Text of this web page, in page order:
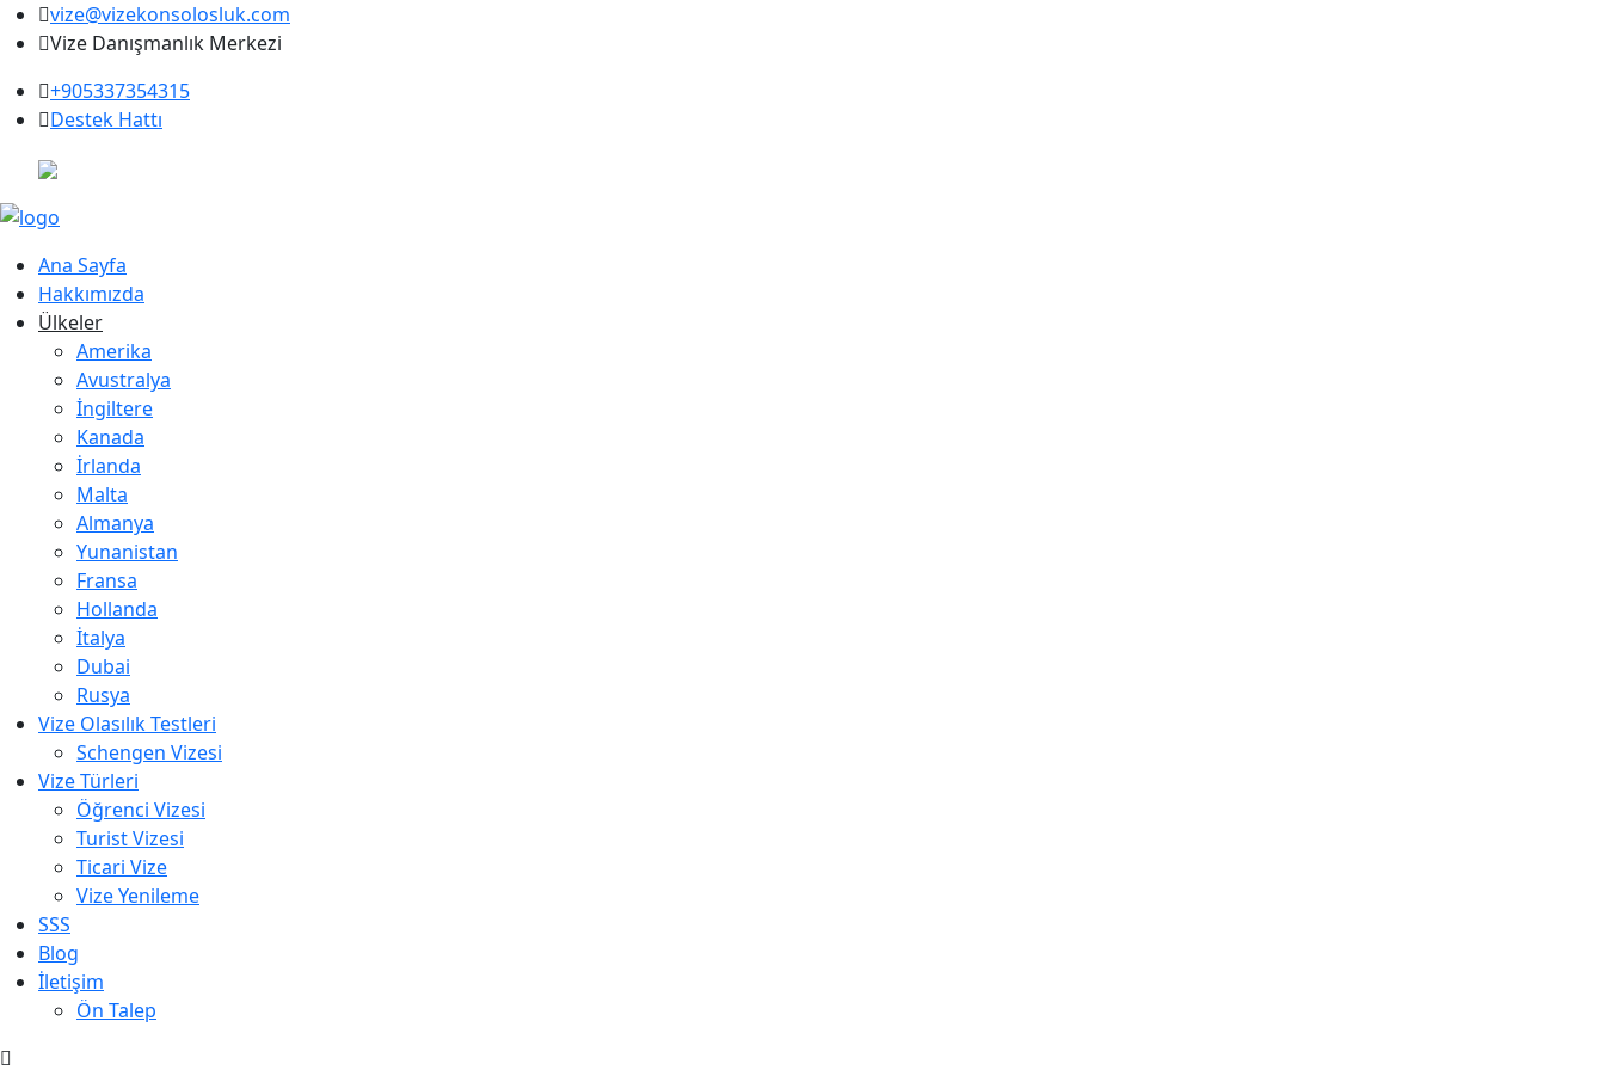
vize@vizekonsolosluk.com
Vize Danışmanlık Merkezi
+905337354315
Destek Hattı
Ana Sayfa
Hakkımızda
Ülkeler
Amerika
Avustralya
İngiltere
Kanada
İrlanda
Malta
Almanya
Yunanistan
Fransa
Hollanda
İtalya
Dubai
Rusya
Vize Olasılık Testleri
Schengen Vizesi
Vize Türleri
Öğrenci Vizesi
Turist Vizesi
Ticari Vize
Vize Yenileme
SSS
Blog
İletişim
Ön Talep